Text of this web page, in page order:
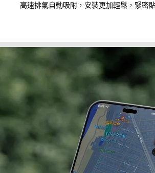
高速排氣自動吸附，安裝更加輕鬆，緊密